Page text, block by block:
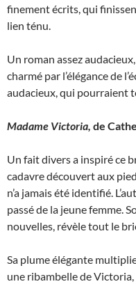
finement écrits, qui
lien ténu.
Un roman assez
charmé par l’élégance de
audacieux, qui pourraient
Madame Victoria, de
Un fait divers a inspiré ce
cadavre découvert aux
n’a jamais été identifié.
passé de la jeune femme.
nouvelles, révèle tout le
Sa plume élégante
une ribambelle de